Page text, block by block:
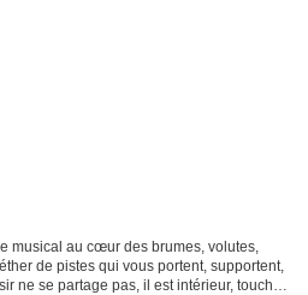
musical au cœur des brumes, volutes,
de pistes qui vous portent, supportent,
ne se partage pas, il est intérieur, touche